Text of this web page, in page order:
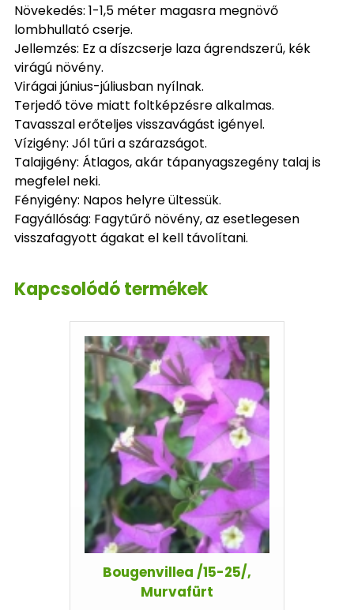
Növekedés: 1-1,5 méter magasra megnövő
lombhullató cserje.
Jellemzés: Ez a díszcserje laza ágrendszerű, kék
virágú növény.
Virágai június-júliusban nyílnak.
Terjedő töve miatt foltképzésre alkalmas.
Tavasszal erőteljes visszavágást igényel.
Vízigény: Jól tűri a szárazságot.
Talajigény: Átlagos, akár tápanyagszegény talaj is
megfelel neki.
Fényigény: Napos helyre ültessük.
Fagyállóság: Fagytűrő növény, az esetlegesen
visszafagyott ágakat el kell távolítani.
Kapcsolódó termékek
Bougenvillea /15-25/,
Murvafürt